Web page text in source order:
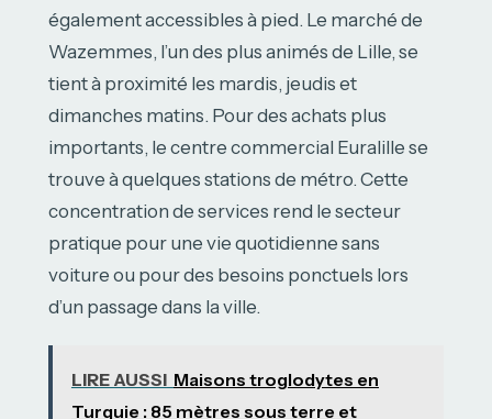
également accessibles à pied. Le marché de
Wazemmes, l’un des plus animés de Lille, se
tient à proximité les mardis, jeudis et
dimanches matins. Pour des achats plus
importants, le centre commercial Euralille se
trouve à quelques stations de métro. Cette
concentration de services rend le secteur
pratique pour une vie quotidienne sans
voiture ou pour des besoins ponctuels lors
d’un passage dans la ville.
LIRE AUSSI Maisons troglodytes en
Turquie : 85 mètres sous terre et